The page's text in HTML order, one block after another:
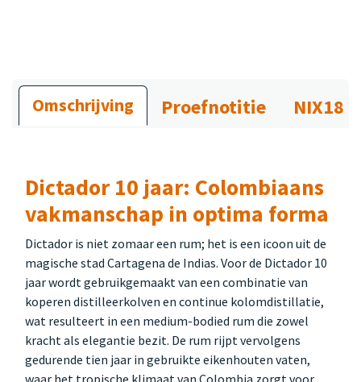
Omschrijving Proefnotitie NIX18
Dictador 10 jaar: Colombiaans
vakmanschap in optima forma
Dictador is niet zomaar een rum; het is een icoon uit de
magische stad Cartagena de Indias. Voor de Dictador 10
jaar wordt gebruikgemaakt van een combinatie van
koperen distilleerkolven en continue kolomdistillatie,
wat resulteert in een medium-bodied rum die zowel
kracht als elegantie bezit. De rum rijpt vervolgens
gedurende tien jaar in gebruikte eikenhouten vaten,
waar het tropische klimaat van Colombia zorgt voor